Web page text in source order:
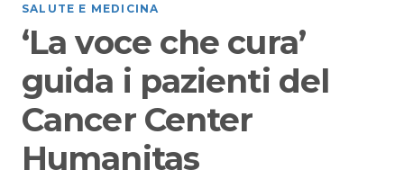
SALUTE E MEDICINA
‘La voce che cura’
guida i pazienti del
Cancer Center
Humanitas